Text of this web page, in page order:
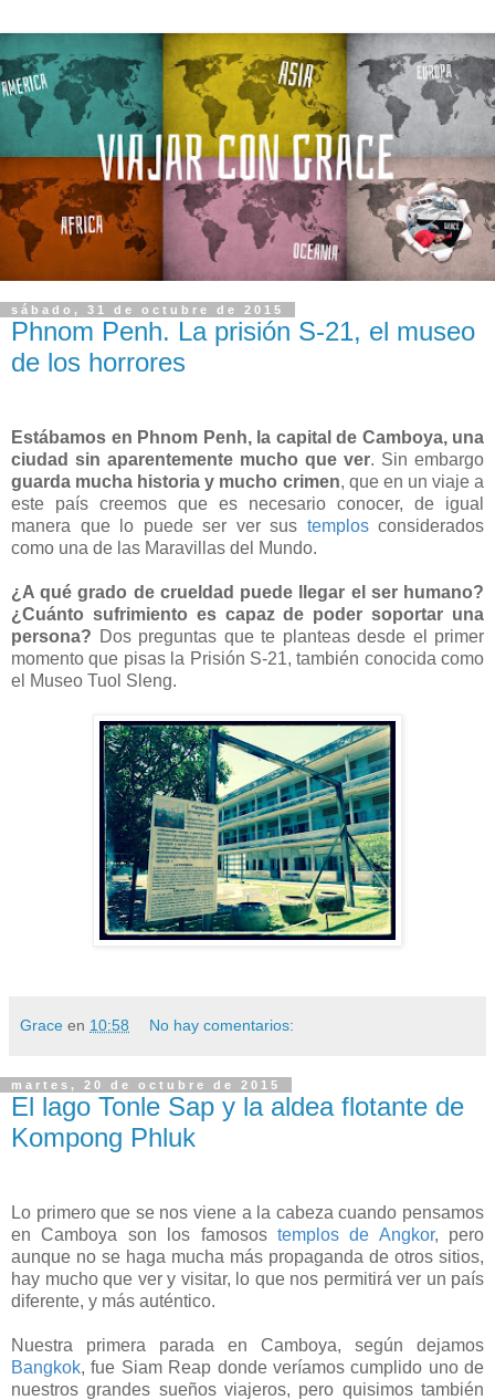
sábado, 31 de octubre de 2015
Phnom Penh. La prisión S-21, el museo
de los horrores
Estábamos en Phnom Penh, la capital de Camboya, una
ciudad sin aparentemente mucho que ver. Sin embargo
guarda mucha historia y mucho crimen, que en un viaje a
este país creemos que es necesario conocer, de igual
manera que lo puede ser ver sus templosconsiderados
como una de las Maravillas del Mundo.
¿A qué grado de crueldad puede llegar el ser humano?
¿Cuánto sufrimiento es capaz de poder soportar una
persona? Dos preguntas que te planteas desde el primer
momento que pisas la Prisión S-21, también conocida como
el Museo Tuol Sleng.
Grace en 10:58 No hay comentarios:
martes, 20 de octubre de 2015
El lago Tonle Sap y la aldea flotante de
Kompong Phluk
Lo primero que se nos viene a la cabeza cuando pensamos
en Camboya son los famosos templos de Angkor, pero
aunque no se haga mucha más propaganda de otros sitios,
hay mucho que ver y visitar, lo que nos permitirá ver un país
diferente, y más auténtico.
Nuestra primera parada en Camboya, según dejamos
Bangkok, fue Siam Reap donde veríamos cumplido uno de
nuestros grandes sueños viajeros, pero quisimos también